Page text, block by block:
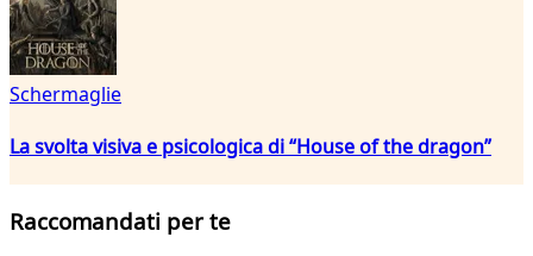
Schermaglie
La svolta visiva e psicologica di “House of the dragon”
Raccomandati per te